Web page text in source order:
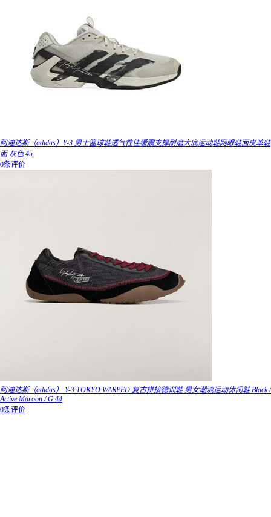
阿迪达斯（adidas）Y-3 男士篮球鞋透气性佳缓震支撑耐磨大底运动鞋网眼鞋面皮革鞋
面 灰色 45
0条评价
阿迪达斯（adidas） Y-3 TOKYO WARPED 复古拼接德训鞋 男女潮流运动休闲鞋 Black /
Active Maroon / G 44
0条评价